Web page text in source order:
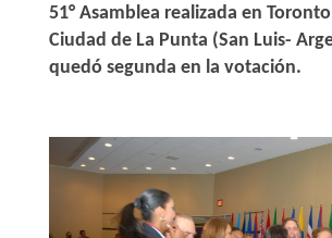
51° Asamblea realizada en
Ciudad de La Punta (San Luis-
quedó segunda en la votación.